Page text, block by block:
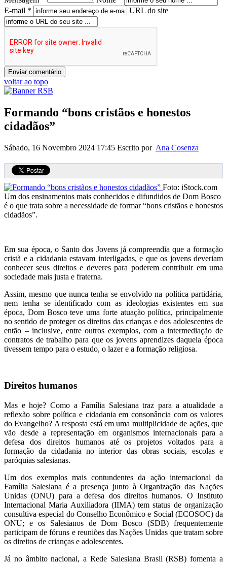
E-mail *
URL do site
voltar ao topo
Formando “bons cristãos e honestos
cidadãos”
Sábado, 16 Novembro 2024 17:45 Escrito por Ana Cosenza
Foto: iStock.com
Um dos ensinamentos mais conhecidos e difundidos de Dom Bosco
é o que trata sobre a necessidade de formar “bons cristãos e honestos
cidadãos”.
Em sua época, o Santo dos Jovens já compreendia que a formação
cristã e a cidadania estavam interligadas, e que os jovens deveriam
conhecer seus direitos e deveres para poderem contribuir em uma
sociedade mais justa e fraterna.
Assim, mesmo que nunca tenha se envolvido na política partidária,
nem tenha se identificado com as ideologias existentes em sua
época, Dom Bosco teve uma forte atuação política, principalmente
no sentido de proteger os direitos das crianças e dos adolescentes de
então – inclusive, entre outros exemplos, com a intermediação de
contratos de trabalho para que os jovens aprendizes daquela época
tivessem tempo para o estudo, o lazer e a formação religiosa.
Direitos humanos
Mas e hoje? Como a Família Salesiana traz para a atualidade a
reflexão sobre política e cidadania em consonância com os valores
do Evangelho? A resposta está em uma multiplicidade de ações, que
vão desde a representação em organismos internacionais para a
defesa dos direitos humanos até os projetos voltados para a
formação da cidadania no interior das obras sociais, escolas e
paróquias salesianas.
Um dos exemplos mais contundentes da ação internacional da
Família Salesiana é a presença junto à Organização das Nações
Unidas (ONU) para a defesa dos direitos humanos. O Instituto
Internacional Maria Auxiliadora (IIMA) tem status de organização
consultiva especial do Conselho Econômico e Social (ECOSOC) da
ONU; e os Salesianos de Dom Bosco (SDB) frequentemente
participam de fóruns e reuniões das Nações Unidas que tratam sobre
os direitos de crianças e adolescentes.
Já no âmbito nacional, a Rede Salesiana Brasil (RSB) fomenta a